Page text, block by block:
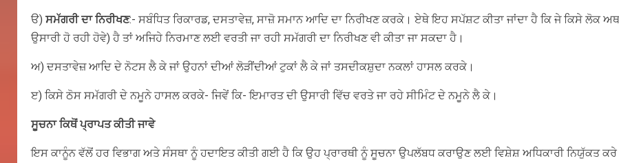
ੳ) ਸਮੱਗਰੀ ਦਾ ਨਿਰੀਖਣ:- ਸਬੰਧਿਤ ਰਿਕਾਰਡ, ਦਸਤਾਵੇਜ਼, ਸਾਜ਼ੋ ਸਮਾਨ ਆਦਿ ਦਾ ਨਿਰੀਖਣ ਕਰਕੇ। ਏਥੇ ਇਹ ਸਪੱਸ਼ਟ ਕੀਤਾ ਜਾਂਦਾ ਹੈ ਕਿ ਜੇ ਕਿਸੇ ਲੋਕ
ਉਸਾਰੀ ਹੋ ਰਹੀ ਹੋਵੇ) ਹੈ ਤਾਂ ਅਜਿਹੇ ਨਿਰਮਾਣ ਲਈ ਵਰਤੀ ਜਾ ਰਹੀ ਸਮੱਗਰੀ ਦਾ ਨਿਰੀਖਣ ਵੀ ਕੀਤਾ ਜਾ ਸਕਦਾ ਹੈ।
ਅ) ਦਸਤਾਵੇਜ਼ ਆਦਿ ਦੇ ਨੋਟਸ ਲੈ ਕੇ ਜਾਂ ਉਹਨਾਂ ਦੀਆਂ ਲੋੜੀਂਦੀਆਂ ਟੁਕਾਂ ਲੈ ਕੇ ਜਾਂ ਤਸਦੀਕਸ਼ੁਦਾ ਨਕਲਾਂ ਹਾਸਲ ਕਰਕੇ।
ੲ) ਕਿਸੇ ਠੋਸ ਸਮੱਗਰੀ ਦੇ ਨਮੂਨੇ ਹਾਸਲ ਕਰਕੇ- ਜਿਵੇਂ ਕਿ- ਇਮਾਰਤ ਦੀ ਉਸਾਰੀ ਵਿੱਚ ਵਰਤੇ ਜਾ ਰਹੇ ਸੀਮਿੰਟ ਦੇ ਨਮੂਨੇ ਲੈ ਕੇ।
ਸੂਚਨਾ ਕਿਥੋਂ ਪ੍ਰਾਪਤ ਕੀਤੀ ਜਾਵੇ
ਇਸ ਕਾਨੂੰਨ ਵੱਲੋਂ ਹਰ ਵਿਭਾਗ ਅਤੇ ਸੰਸਥਾ ਨੂੰ ਹਦਾਇਤ ਕੀਤੀ ਗਈ ਹੈ ਕਿ ਉਹ ਪ੍ਰਾਰਥੀ ਨੂੰ ਸੂਚਨਾ ਉਪਲੱਬਧ ਕਰਾਉਣ ਲਈ ਵਿਸ਼ੇਸ਼ ਅਧਿਕਾਰੀ ਨਿਯੁੱਕਤ